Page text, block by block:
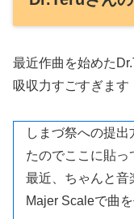
最近作曲を始めた
吸収力すごすぎます
しまづ祭への提
たのでここに貼っ
最近、ちゃんと音
Majer Scaleで曲